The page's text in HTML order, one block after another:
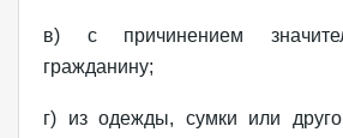
в) с причинением
гражданину;
г) из одежды, сумки или